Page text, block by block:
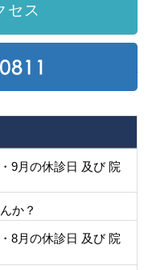
セス
9月の休診日 及び 院
か？
8月の休診日 及び 院